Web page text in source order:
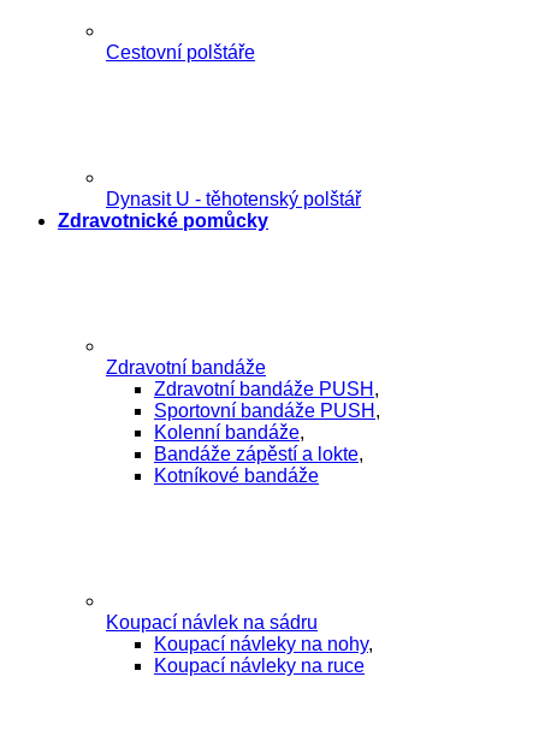
Cestovní polštáře
Dynasit U - těhotenský polštář
Zdravotnické pomůcky
Zdravotní bandáže
Zdravotní bandáže PUSH ,
Sportovní bandáže PUSH ,
Kolenní bandáže,
Bandáže zápěstí a lokte,
Kotníkové bandáže
Koupací návlek na sádru
Koupací návleky na nohy,
Koupací návleky na ruce